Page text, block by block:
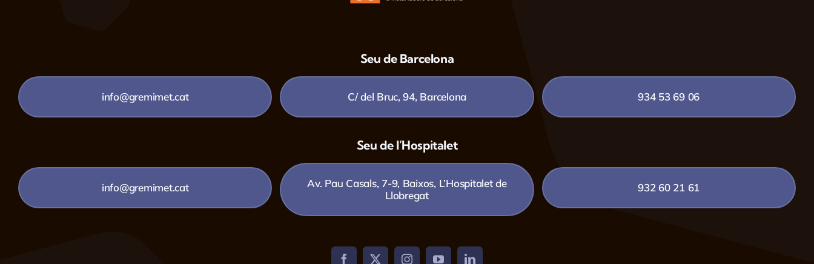
Seu de Barcelona
info@gremimet.cat C/ del Bruc, 94, Barcelona 934 53 69 06
info@gremimet.cat
Seu de l’Hospitalet
Av. Pau Casals, 7-9, Baixos, L’Hospitalet de
Llobregat
932 60 21 61